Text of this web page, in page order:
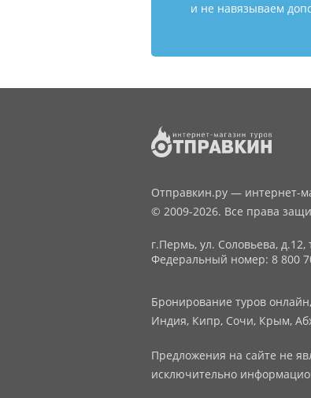
и не навязываем
Отправкин.ру — интернет-
© 2009-2026. Все права
г.Пермь, ул. Соловьева, д.12,
Федеральный номер: 8 800
Бронирование туров
Индия, Кипр, Сочи, Крым,
Предложения на сайте не
исключительно